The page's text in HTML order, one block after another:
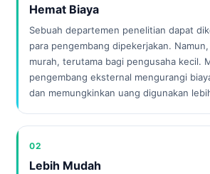
Hemat Biaya
Sebuah departemen penelitian dapat
para pengembang dipekerjakan.
murah, terutama bagi pengusaha kecil.
pengembang eksternal mengurangi
dan memungkinkan uang digunakan
02
Lebih Mudah